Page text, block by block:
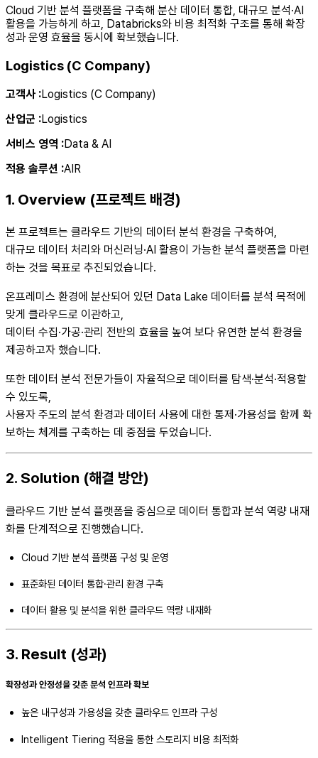
Cloud 기반 분석 플랫폼을 구축해 분산 데이터 통합, 대규모 분석·AI
활용을 가능하게 하고, Databricks와 비용 최적화 구조를 통해 확장
성과 운영 효율을 동시에 확보했습니다.
Logistics (C Company)
고객사:Logistics (C Company)
산업군 :Logistics
서비스 영역 :Data & AI
적용 솔루션 :AIR
1. Overview (프로젝트 배경)
본 프로젝트는 클라우드 기반의 데이터 분석 환경을 구축하여,
대규모 데이터 처리와 머신러닝·AI 활용이 가능한 분석 플랫폼을 마련
하는 것을 목표로 추진되었습니다.
온프레미스 환경에 분산되어 있던 Data Lake 데이터를 분석 목적에
맞게 클라우드로 이관하고,
데이터 수집·가공·관리 전반의 효율을 높여 보다 유연한 분석 환경을
제공하고자 했습니다.
또한 데이터 분석 전문가들이 자율적으로 데이터를 탐색·분석·적용할
수 있도록,
사용자 주도의 분석 환경과 데이터 사용에 대한 통제·가용성을 함께 확
보하는 체계를 구축하는 데 중점을 두었습니다.
2. Solution (해결 방안)
클라우드 기반 분석 플랫폼을 중심으로 데이터 통합과 분석 역량 내재
화를 단계적으로 진행했습니다.
Cloud 기반 분석 플랫폼 구성 및 운영
표준화된 데이터 통합·관리 환경 구축
데이터 활용 및 분석을 위한 클라우드 역량 내재화
3. Result (성과)
확장성과 안정성을 갖춘 분석 인프라 확보
높은 내구성과 가용성을 갖춘 클라우드 인프라 구성
Intelligent Tiering 적용을 통한 스토리지 비용 최적화